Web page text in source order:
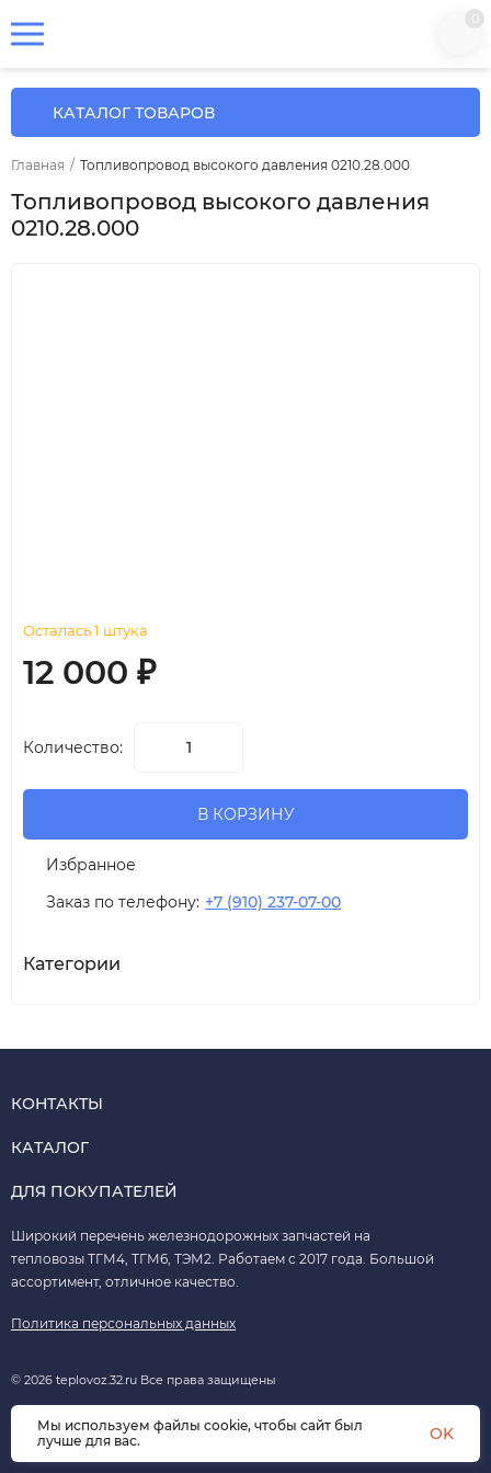
КАТАЛОГ ТОВАРОВ
Главная / Топливопровод высокого давления 0210.28.000
Топливопровод высокого давления
0210.28.000
Осталась 1 штука
12 000 ₽
Количество:
В КОРЗИНУ
Избранное
Заказ по телефону: +7 (910) 237-07-00
Категории
КОНТАКТЫ
КАТАЛОГ
ДЛЯ ПОКУПАТЕЛЕЙ
Широкий перечень железнодорожных запчастей на
тепловозы ТГМ4, ТГМ6, ТЭМ2. Работаем с 2017 года. Большой
ассортимент, отличное качество.
Политика персональных данных
© 2026 teplovoz.32.ru Все права защищены
Мы используем файлы cookie, чтобы сайт был
лучше для вас.
OK